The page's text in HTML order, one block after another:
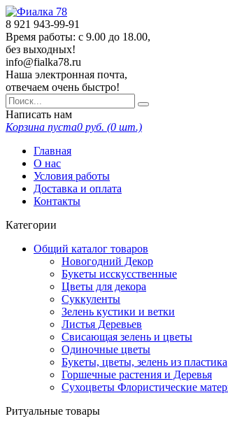
8 921 943-99-91
Время работы: с 9.00 до 18.00,
без выходных!
info@fialka78.ru
Наша электронная почта,
отвечаем очень быстро!
Написать нам
Корзина пуста0 руб. (0 шт.)
Главная
О нас
Условия работы
Доставка и оплата
Контакты
Категории
Общий каталог товаров
Новогодний Декор
Букеты исскусственные
Цветы для декора
Суккуленты
Зелень кустики и ветки
Листья Деревьев
Свисающая зелень и цветы
Одиночные цветы
Букеты, цветы, зелень из пластика
Горшечные растения и Деревья
Сухоцветы Флористические
Ритуальные товары